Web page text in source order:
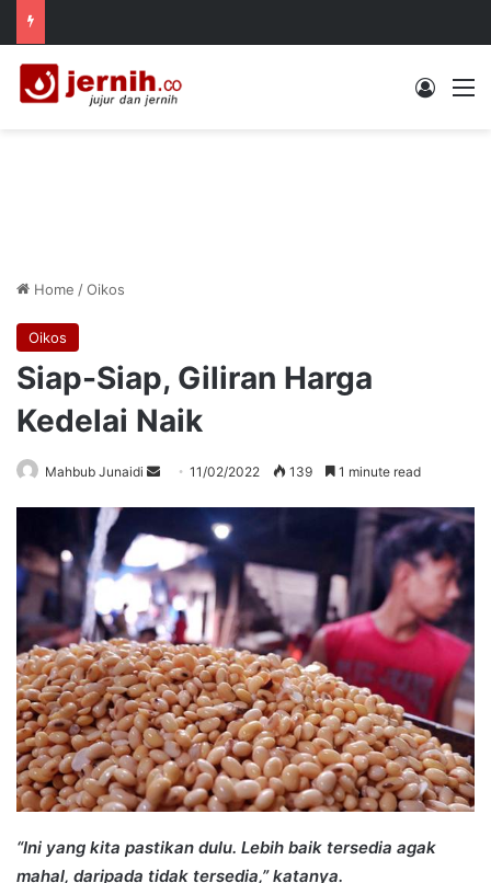
Log In
Home /Oikos
Oikos
Siap-Siap, Giliran Harga
Kedelai Naik
Mahbub Junaidi
Send11/02/2022 139 1 minute read
“Ini yang kita pastikan dulu. Lebih baik tersedia agak
mahal, daripada tidak tersedia,” katanya.